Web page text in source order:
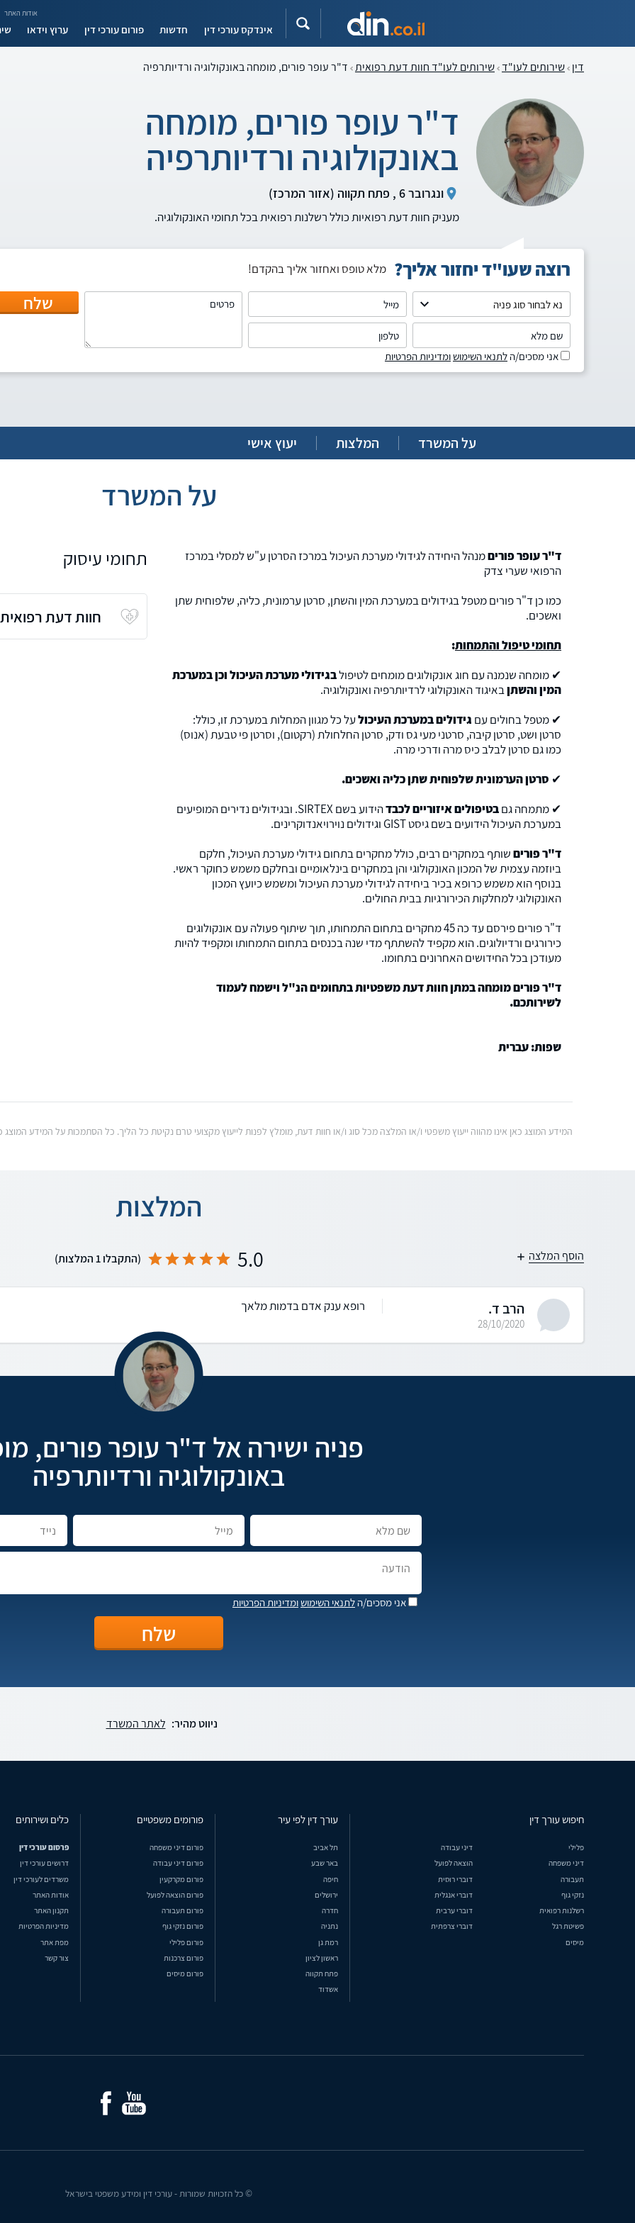
אודות האתר
אינדקס עורכי דין חדשות פורום עורכי דין ערוץ וידאו
דין שירותים לעו"ד שירותים לעו"ד חוות דעת רפואית ד"ר עופר פורים, מומחה באונקולוגיה ורדיותרפיה
ד"ר עופר פורים, מומחה
באונקולוגיה ורדיותרפיה
ונגרובר 6 , פתח תקווה (אזור המרכז)
מעניק חוות דעת רפואיות כולל רשלנות רפואית בכל תחומי האונקולוגיה.
רוצה שעו"ד יחזור אליך? מלא טופס ואחזור אליך בהקדם!
שלח
אני מסכים/הלתנאי השימושומדיניות הפרטיות
על המשרד המלצות יעוץ אישי
על המשרד
ד"ר עופר פוריםמנהל היחידה לגידולי מערכת העיכול במרכז הסרטן ע"ש למסלי במרכז
הרפואי שערי צדק
כמו כן ד"ר פורים מטפל בגידולים במערכת המין והשתן, סרטן ערמונית, כליה, שלפוחית שתן
ואשכים.
תחומי טיפול והתמחות:
✔ מומחה שנמנה עם חוג אונקולוגים מומחים לטיפולבגידולי מערכת העיכול וכן במערכת
המין והשתןבאיגוד האונקולוגי לרדיותרפיה ואונקולוגיה.
✔ מטפל בחולים עם גידולים במערכת העיכולעל כל מגוון המחלות במערכת זו, כולל:
סרטן ושט, סרטן קיבה, סרטני מעי גס ודק, סרטן החלחולת (רקטום), וסרטן פי טבעת (אנוס)
כמו גם סרטן לבלב כיס מרה ודרכי מרה.
✔ סרטן הערמונית שלפוחית שתן כליה ואשכים.
✔ מתמחה גםבטיפולים איזוריים לכבד
הידוע בשם SIRTEX. ובגידולים נדירים המופיעים
במערכת העיכול הידועים בשם גיסט GIST וגידולים נוירויאנדוקרינים.
ד"ר פוריםשותף במחקרים רבים, כולל מחקרים בתחום גידולי מערכת העיכול, חלקם
ביוזמה עצמית של המכון האונקולוגי והן במחקרים בינלאומיים ובחלקם משמש כחוקר ראשי.
בנוסף הוא משמש כרופא בכיר ביחידה לגידולי מערכת העיכול ומשמש כיועץ המכון
האונקולוגי למחלקות הכירורגיות בבית החולים.
ד"ר פורים פירסם עד כה 45 מחקרים בתחום התמחותו, תוך שיתוף פעולה עם אונקולוגים
כירורגים ורדיולוגים. הוא מקפיד להשתתף מדי שנה בכנסים בתחום התמחותו ומקפיד להיות
מעודכן בכל החידושים האחרונים בתחומו.
ד"ר פורים מומחה במתן חוות דעת משפטיות בתחומים הנ"ל וישמח לעמוד
לשירותכם.
שפות: עברית
תחומי עיסוק
חוות דעת רפואית
המידע המוצג כאן אינו מהווה ייעוץ משפטי ו/או המלצה מכל סוג ו/או חוות דעת, מומלץ לפנות לייעוץ מקצועי טרם נקיטת כל הליך. כל הסתמכות על המידע
המלצות
הוסף המלצה 5.0 (התקבלו 1 המלצות)
הרב ד.
28/10/2020
רופא ענק אדם בדמות מלאך
פניה ישירה אל ד"ר עופר פורים,
באונקולוגיה ורדיותרפיה
אני מסכים/ה לתנאי השימושומדיניות הפרטיות
ניווט מהיר: לאתר המשרד
חיפוש עורך דין
פלילי
דיני עבודה
דיני משפחה
הוצאה לפועל
תעבורה
דוברי רוסית
נזקי גוף
דוברי אנגלית
רשלנות רפואית
דוברי ערבית
פשיטת רגל
דוברי צרפתית
מיסים
עורך דין לפי עיר
תל אביב
באר שבע
חיפה
ירושלים
חדרה
נתניה
רמת גן
ראשון לציון
פתח תקווה
אשדוד
פורומים משפטיים
פורום דיני משפחה
פורום דיני עבודה
פורום מקרקעין
פורום הוצאה לפועל
פורום תעבורה
פורום נזקי גוף
פורום פלילי
פורום צרכנות
פורום מיסים
כלים ושירותים
פרסום עורכי דין
דרושים עורכי דין
משרדים לעורכי דין
אודות האתר
תקנון האתר
מדיניות הפרטיות
מפת אתר
צור קשר
© כל הזכויות שמורות - עורכי דין ומידע משפטי בישראל